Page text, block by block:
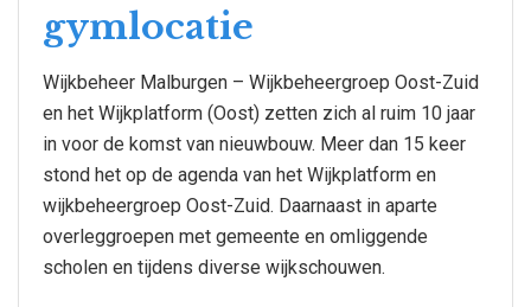
gymlocatie
Wijkbeheer Malburgen – Wijkbeheergroep Oost-Zuid
en het Wijkplatform (Oost) zetten zich al ruim 10 jaar
in voor de komst van nieuwbouw. Meer dan 15 keer
stond het op de agenda van het Wijkplatform en
wijkbeheergroep Oost-Zuid. Daarnaast in aparte
overleggroepen met gemeente en omliggende
scholen en tijdens diverse wijkschouwen.